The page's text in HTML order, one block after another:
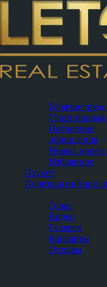
WhatsApp
Горячие
Старт продаж
Последние
обновления
Новые
Избранное
Пхукет
Полезная
О нас
Видео
Галерея
Контакты
Отзывы